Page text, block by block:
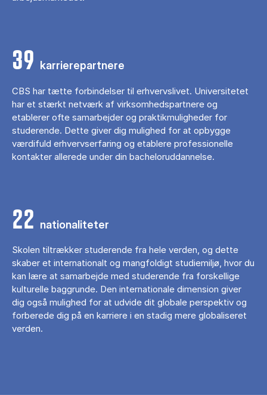
39 karrierepartnere
CBS har tætte forbindelser til erhvervslivet. Universitetet
har et stærkt netværk af virksomhedspartnere og
etablerer ofte samarbejder og praktikmuligheder for
studerende. Dette giver dig mulighed for at opbygge
værdifuld erhvervserfaring og etablere professionelle
kontakter allerede under din bacheloruddannelse.
22 nationaliteter
Skolen tiltrækker studerende fra hele verden, og dette
skaber et internationalt og mangfoldigt studiemiljø, hvor du
kan lære at samarbejde med studerende fra forskellige
kulturelle baggrunde. Den internationale dimension giver
dig også mulighed for at udvide dit globale perspektiv og
forberede dig på en karriere i en stadig mere globaliseret
verden.